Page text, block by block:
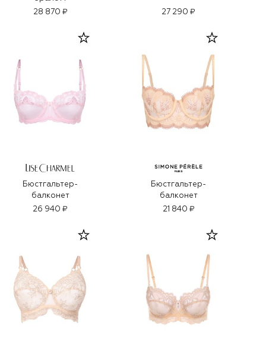
28 870 ₽
27 290 ₽
Бюстгальтер-
балконет
26 940 ₽
Бюстгальтер-
балконет
21 840 ₽